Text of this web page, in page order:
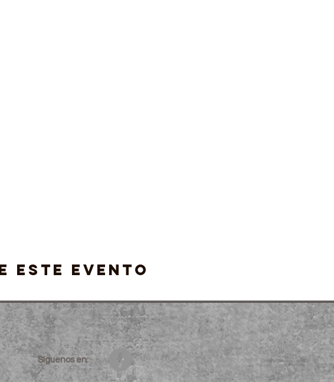
este evento
Síguenos en: